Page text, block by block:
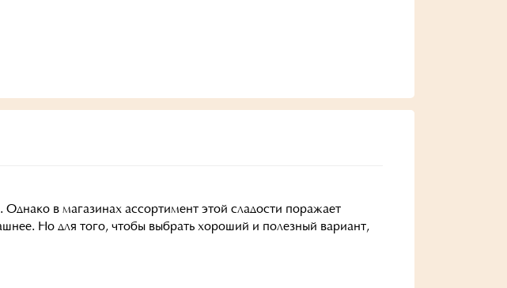
в магазинах ассортимент этой сладости поражает
Но для того, чтобы выбрать хороший и полезный вариант,